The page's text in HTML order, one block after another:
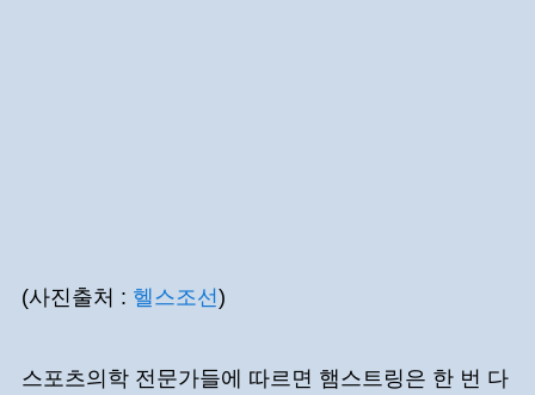
(사진출처 : 헬스조선)
스포츠의학 전문가들에 따르면 햄스트링은 한 번 다